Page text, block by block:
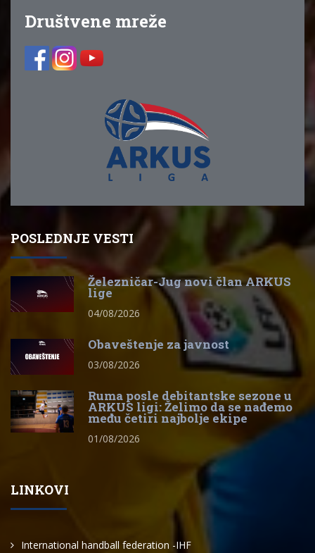
Društvene mreže
POSLEDNJE VESTI
Železničar-Jug novi član ARKUS
lige
04/08/2026
Obaveštenje za javnost
03/08/2026
Ruma posle debitantske sezone u
ARKUS ligi: Želimo da se nađemo
među četiri najbolje ekipe
01/08/2026
LINKOVI
International handball federation -IHF